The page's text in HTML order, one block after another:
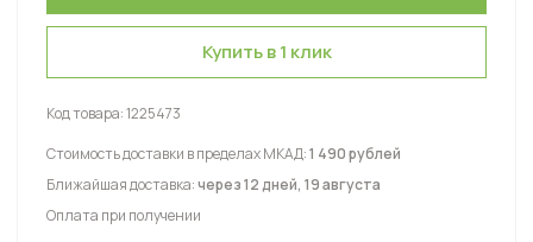
Купить в 1 клик
Код товара:1225473
Стоимость доставки в пределах МКАД:1 490 рублей
Ближайшая доставка:через 12 дней, 19 августа
Оплата при получении